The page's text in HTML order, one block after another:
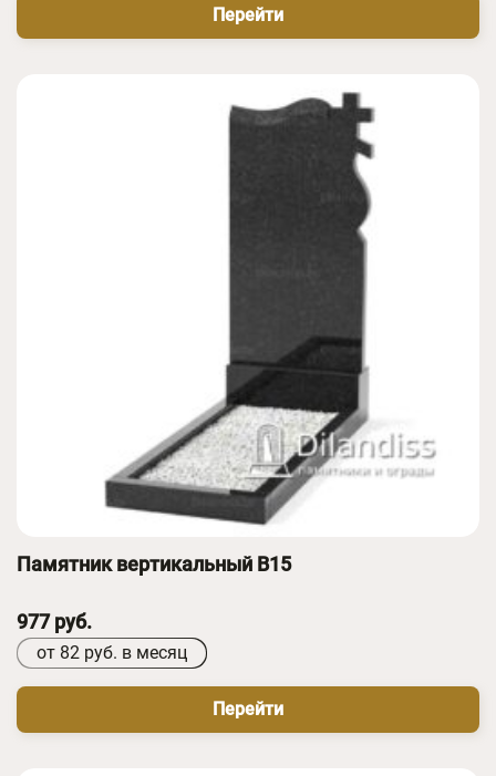
Перейти
Памятник вертикальный B15
977 руб.
от 82 руб. в месяц
Перейти